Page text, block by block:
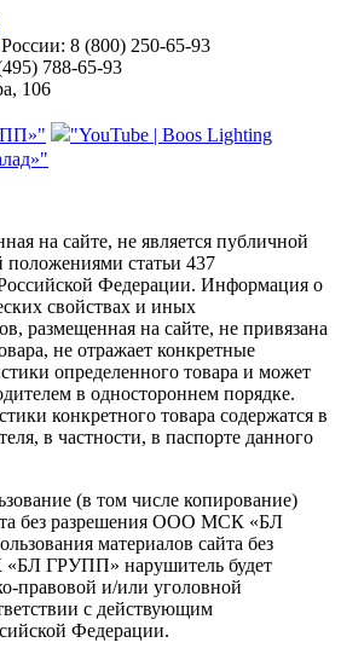
8 (800) 250-65-93
788-65-93
106
"YouTube | Boos Lighting
на сайте, не является публичной
положениями статьи 437
Федерации. Информация о
свойствах и иных
размещенная на сайте, не привязана
не отражает конкретные
определенного товара и может
в одностороннем порядке.
конкретного товара содержатся в
в частности, в паспорте данного
(в том числе копирование)
без разрешения ООО МСК «БЛ
материалов сайта без
ГРУПП» нарушитель будет
правовой и/или уголовной
с действующим
Федерации.